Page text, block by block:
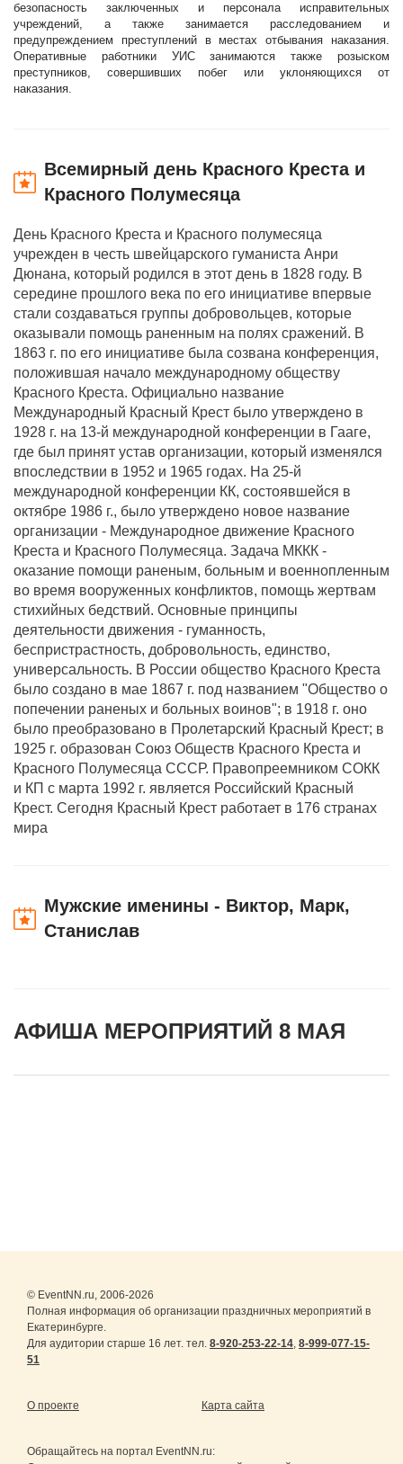
безопасность заключенных и персонала исправительных
учреждений, а также занимается расследованием и
предупреждением преступлений в местах отбывания наказания.
Оперативные работники УИС занимаются также розыском
преступников, совершивших побег или уклоняющихся от
наказания.
Всемирный день Красного Креста и
Красного Полумесяца
День Красного Креста и Красного полумесяца
учрежден в честь швейцарского гуманиста Анри
Дюнана, который родился в этот день в 1828 году. В
середине прошлого века по его инициативе впервые
стали создаваться группы добровольцев, которые
оказывали помощь раненным на полях сражений. В
1863 г. по его инициативе была созвана конференция,
положившая начало международному обществу
Красного Креста. Официально название
Международный Красный Крест было утверждено в
1928 г. на 13-й международной конференции в Гааге,
где был принят устав организации, который изменялся
впоследствии в 1952 и 1965 годах. На 25-й
международной конференции КК, состоявшейся в
октябре 1986 г., было утверждено новое название
организации - Международное движение Красного
Креста и Красного Полумесяца. Задача МККК -
оказание помощи раненым, больным и военнопленным
во время вооруженных конфликтов, помощь жертвам
стихийных бедствий. Основные принципы
деятельности движения - гуманность,
беспристрастность, добровольность, единство,
универсальность. В России общество Красного Креста
было создано в мае 1867 г. под названием "Общество о
попечении раненых и больных воинов"; в 1918 г. оно
было преобразовано в Пролетарский Красный Крест; в
1925 г. образован Союз Обществ Красного Креста и
Красного Полумесяца СССР. Правопреемником СОКК
и КП с марта 1992 г. является Российский Красный
Крест. Сегодня Красный Крест работает в 176 странах
мира
Мужские именины - Виктор, Марк,
Станислав
АФИША МЕРОПРИЯТИЙ 8 МАЯ
© EventNN.ru, 2006-2026
Полная информация об организации праздничных мероприятий в
Екатеринбурге.
Для аудитории старше 16 лет. тел. 8-920-253-22-14, 8-999-077-15-
51
О проекте Карта сайта
Обращайтесь на портал EventNN.ru: